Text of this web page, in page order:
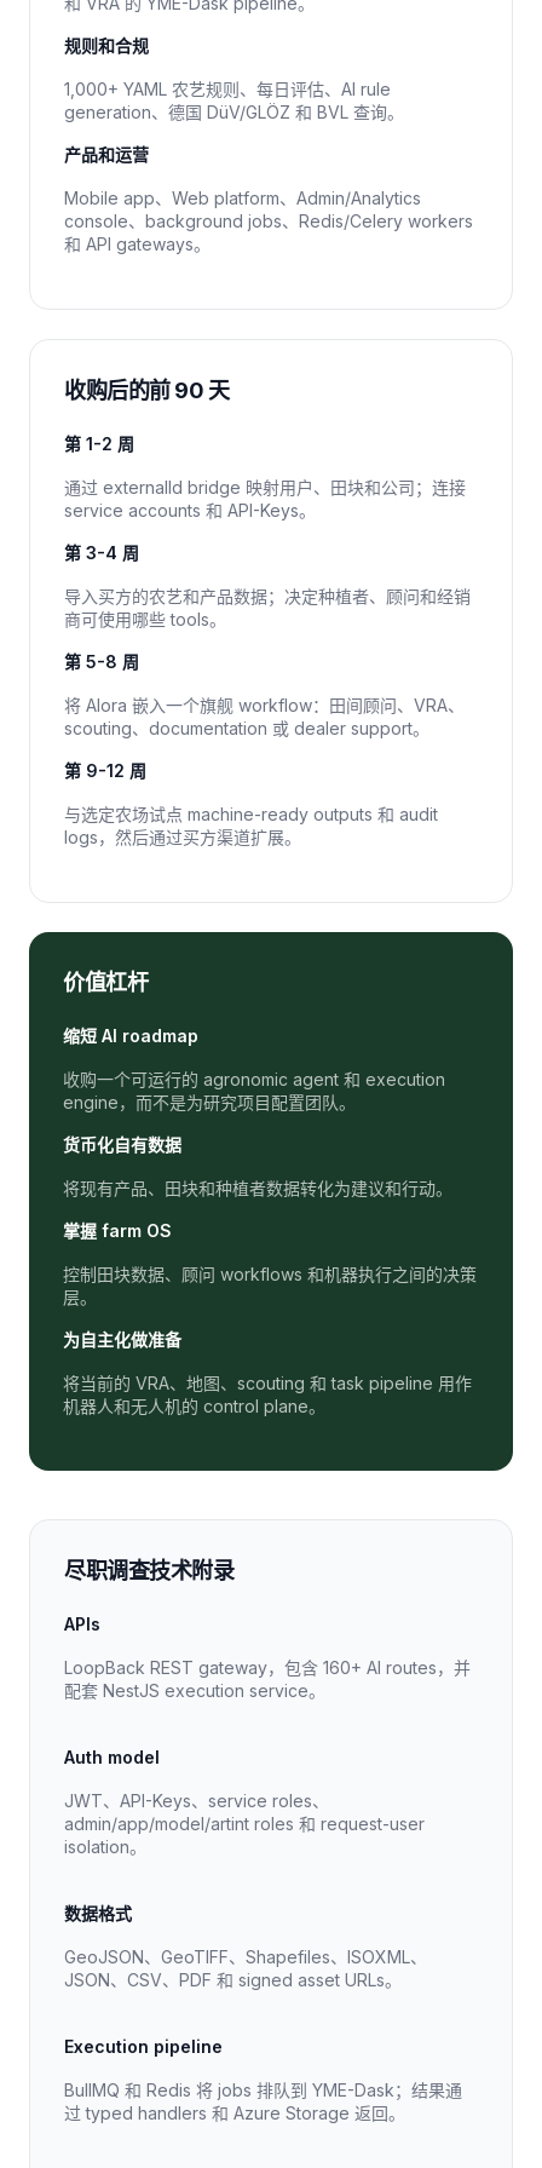
规则和合规
1,000+ YAML 农艺规则、每日评估、AI rule
generation、德国 DüV/GLÖZ 和 BVL 查询。
产品和运营
Mobile app、Web platform、Admin/Analytics
console、background jobs、Redis/Celery workers
和 API gateways。
收购后的前 90 天
第 1-2 周
通过 externalId bridge 映射用户、田块和公司；连接
service accounts 和 API-Keys。
第 3-4 周
导入买方的农艺和产品数据；决定种植者、顾问和经销
商可使用哪些 tools。
第 5-8 周
将 Alora 嵌入一个旗舰 workflow：田间顾问、VRA、
scouting、documentation 或 dealer support。
第 9-12 周
与选定农场试点 machine-ready outputs 和 audit
logs，然后通过买方渠道扩展。
价值杠杆
缩短 AI roadmap
收购一个可运行的 agronomic agent 和 execution
engine，而不是为研究项目配置团队。
货币化自有数据
将现有产品、田块和种植者数据转化为建议和行动。
掌握 farm OS
控制田块数据、顾问 workflows 和机器执行之间的决策
层。
为自主化做准备
将当前的 VRA、地图、scouting 和 task pipeline 用作
机器人和无人机的 control plane。
尽职调查技术附录
APIs
LoopBack REST gateway，包含 160+ AI routes，并
配套 NestJS execution service。
Auth model
JWT、API-Keys、service roles、
admin/app/model/artint roles 和 request-user
isolation。
数据格式
GeoJSON、GeoTIFF、Shapefiles、ISOXML、
JSON、CSV、PDF 和 signed asset URLs。
Execution pipeline
BullMQ 和 Redis 将 jobs 排队到 YME-Dask；结果通
过 typed handlers 和 Azure Storage 返回。